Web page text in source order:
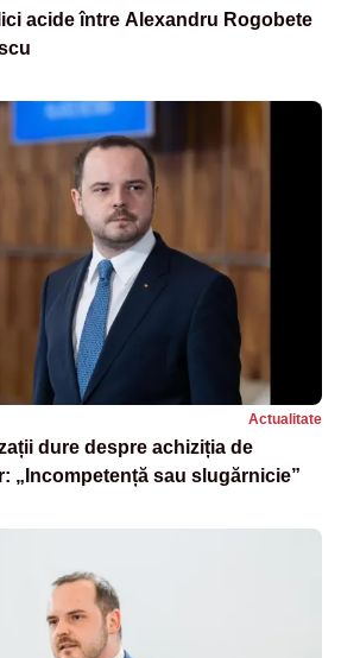
acide între Alexandru Rogobete
Actualitate
dure despre achiziția de
„Incompetență sau slugărnicie”